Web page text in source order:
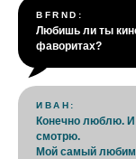
BFRND:
Любишь ли ты
фаворитах?
ИВАН:
Конечно люблю. И
смотрю.
Мой самый